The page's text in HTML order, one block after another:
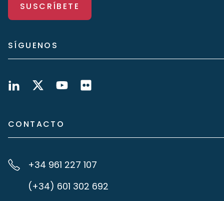
SUSCRÍBETE
SÍGUENOS
CONTACTO
+34 961 227 107
(+34) 601 302 692